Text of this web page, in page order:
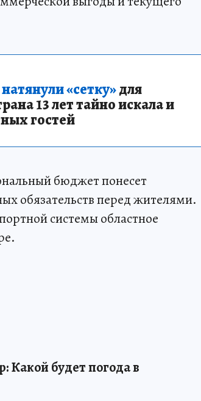
«сетку»для
13 лет тайно искала и
гостей
бюджет понесет
обязательств перед жителями.
системы областное
Какой будет погода в